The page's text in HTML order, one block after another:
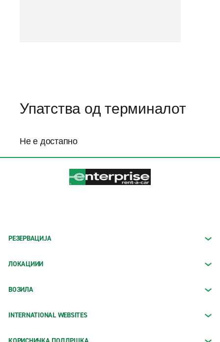
Упатства од терминалот
Не е достапно
РЕЗЕРВАЦИЈА
ЛОКАЦИИИ
ВОЗИЛА
INTERNATIONAL WEBSITES